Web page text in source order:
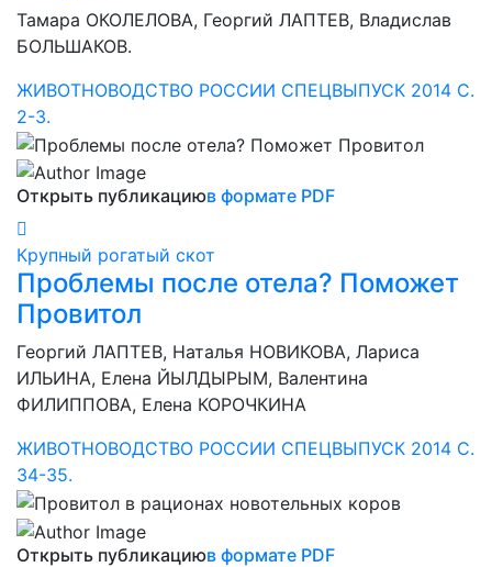
Тамара ОКОЛЕЛОВА, Георгий ЛАПТЕВ, Владислав
БОЛЬШАКОВ.
ЖИВОТНОВОДСТВО РОССИИ СПЕЦВЫПУСК 2014 С.
2-3.
Открыть публикациюв формате PDF
Крупный рогатый скот
Проблемы после отела? Поможет
Провитол
Георгий ЛАПТЕВ, Наталья НОВИКОВА, Лариса
ИЛЬИНА, Елена ЙЫЛДЫРЫМ, Валентина
ФИЛИППОВА, Елена КОРОЧКИНА
ЖИВОТНОВОДСТВО РОССИИ СПЕЦВЫПУСК 2014 С.
34-35.
Открыть публикациюв формате PDF